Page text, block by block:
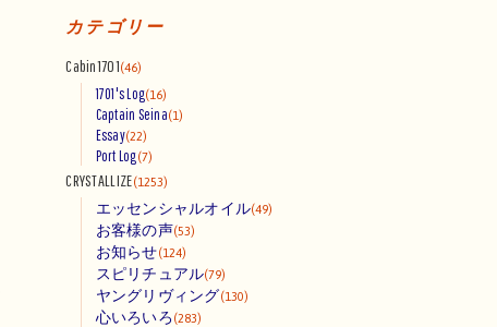
カテゴリー
Cabin1701(46)
1701's Log(16)
Captain Seina(1)
Essay(22)
Port Log(7)
CRYSTALLIZE(1253)
エッセンシャルオイル(49)
お客様の声(53)
お知らせ(124)
スピリチュアル(79)
ヤングリヴィング(130)
心いろいろ (283)